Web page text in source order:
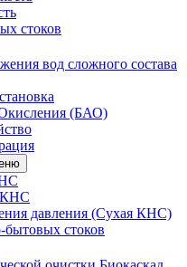
стоков
вод сложного состава
(БАО)
КНС
давления (Сухая КНС)
бытовых стоков